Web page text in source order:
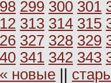
299 300 301
313 314 315
327 328 329
341 342 343
« новые